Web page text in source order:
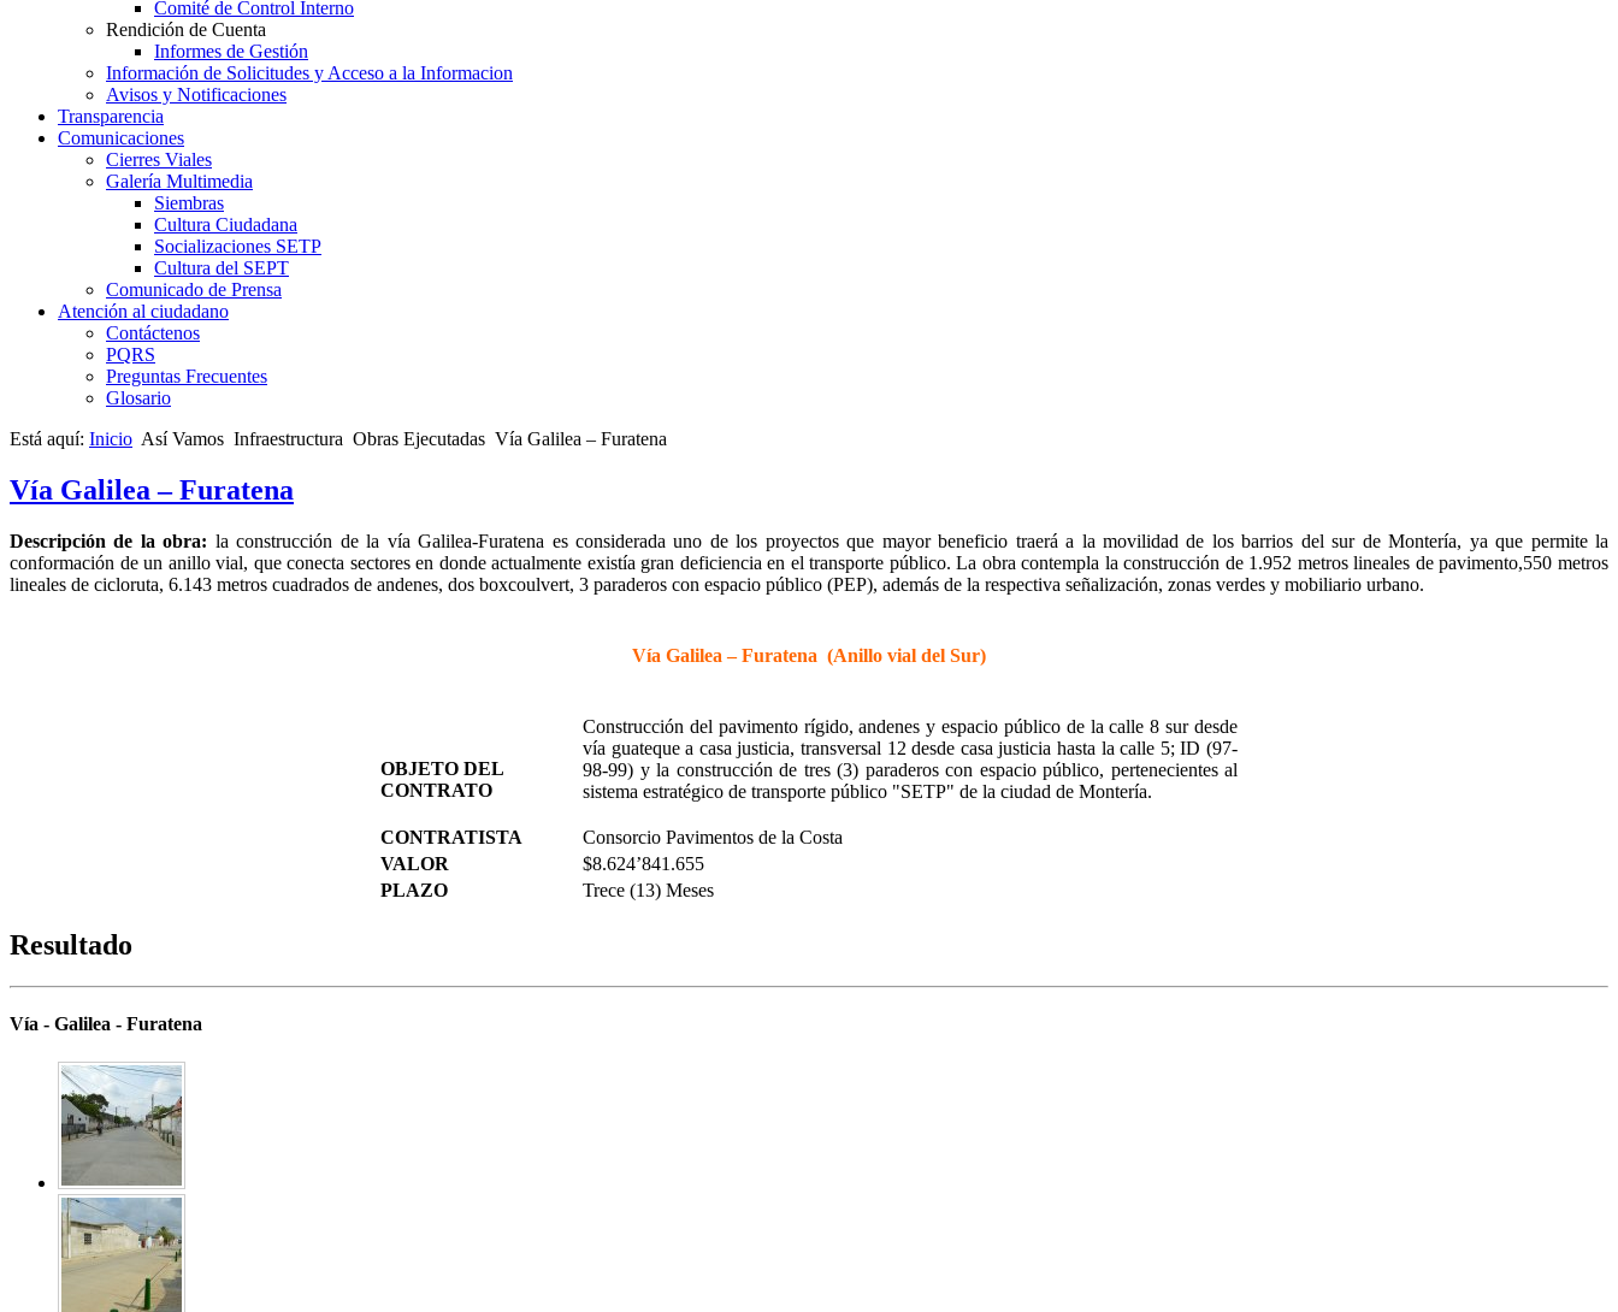
Comité de Control Interno
Rendición de Cuenta
Informes de Gestión
Información de Solicitudes y Acceso a la Informacion
Avisos y Notificaciones
Transparencia
Comunicaciones
Cierres Viales
Galería Multimedia
Siembras
Cultura Ciudadana
Socializaciones SETP
Cultura del SEPT
Comunicado de Prensa
Atención al ciudadano
Contáctenos
PQRS
Preguntas Frecuentes
Glosario
Está aquí: Inicio Así Vamos Infraestructura Obras Ejecutadas Vía Galilea – Furatena
Vía Galilea – Furatena
Descripción de la obra: la construcción de la vía Galilea-Furatena es considerada uno de los proyectos que mayor beneficio traerá a la movilidad de los barrios del sur de Montería, ya que permite la
conformación de un anillo vial, que conecta sectores en donde actualmente existía gran deficiencia en el transporte público. La obra contempla la construcción de 1.952 metros lineales de pavimento,550 metros
lineales de cicloruta, 6.143 metros cuadrados de andenes, dos boxcoulvert, 3 paraderos con espacio público (PEP), además de la respectiva señalización, zonas verdes y mobiliario urbano.
Vía Galilea – Furatena (Anillo vial del Sur)
OBJETO DEL
CONTRATO
Construcción del pavimento rígido, andenes y espacio público de la calle 8 sur desde
vía guateque a casa justicia, transversal 12 desde casa justicia hasta la calle 5; ID (97-
98-99) y la construcción de tres (3) paraderos con espacio público, pertenecientes al
sistema estratégico de transporte público "SETP" de la ciudad de Montería.
CONTRATISTA
Consorcio Pavimentos de la Costa
VALOR
$8.624’841.655
PLAZO
Trece (13) Meses
Resultado
Vía - Galilea - Furatena